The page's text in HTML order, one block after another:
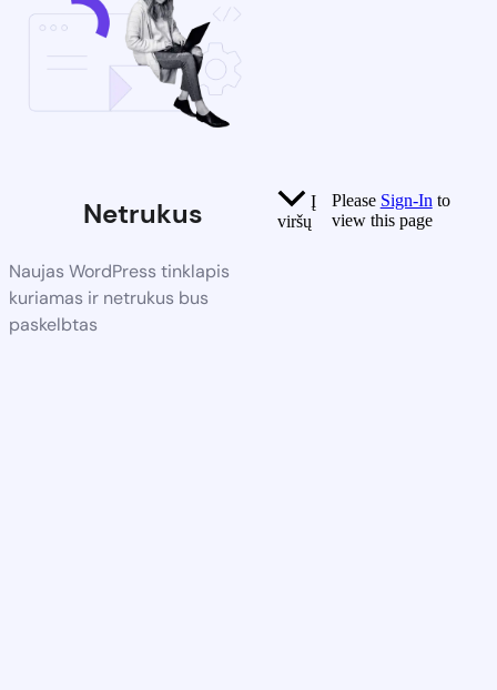
Netrukus
Naujas WordPress tinklapis
kuriamas ir netrukus bus
paskelbtas
Į
viršų
Please Sign-In to
view this page